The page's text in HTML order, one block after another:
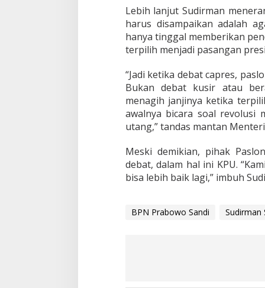
U
Lebih lanjut Sudirman
harus disampaikan adalah
hanya tinggal memberikan
terpilih menjadi pasangan
“Jadi ketika debat capres,
Bukan debat kusir atau
menagih janjinya ketika
awalnya bicara soal revolusi
utang,” tandas mantan
Meski demikian, pihak
debat, dalam hal ini KPU.
bisa lebih baik lagi,” imbuh
BPN Prabowo Sandi Sudirman